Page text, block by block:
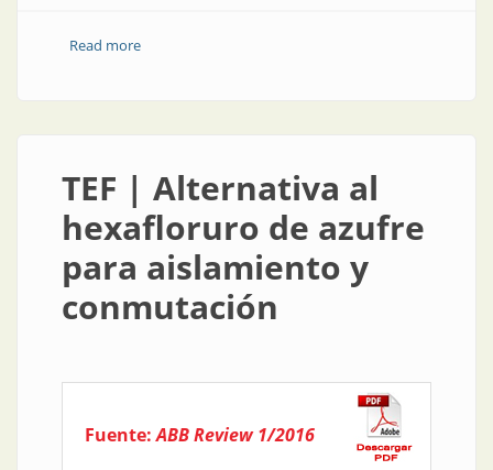
Read moreabout Interruptores automáticos de bastidor abierto
TEF | Alternativa al
hexafloruro de azufre
para aislamiento y
conmutación
Fuente:ABB Review 1/2016